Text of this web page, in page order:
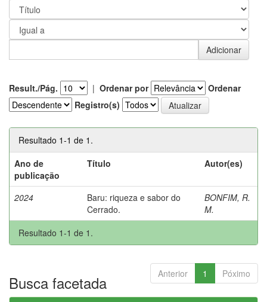
Result./Pág. | Ordenar por
Ordenar
Registro(s)
Resultado 1-1 de 1.
Ano de
publicação
Título Autor(es)
2024
Baru: riqueza e sabor do
Cerrado.
BONFIM, R.
M.
Resultado 1-1 de 1.
Anterior 1 Póximo
Busca facetada